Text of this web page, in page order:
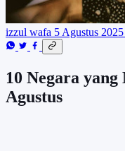
izzul wafa 5 Agustus
10 Negara
Agustus